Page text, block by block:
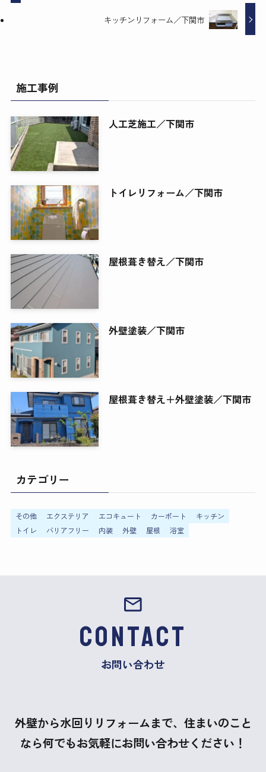
キッチンリフォーム／下関市
施工事例
人工芝施工／下関市
トイレリフォーム／下関市
屋根葺き替え／下関市
外壁塗装／下関市
屋根葺き替え＋外壁塗装／下関市
カテゴリー
その他 エクステリア エコキュート カーポート
キッチン
トイレ
バリアフリー 内装 外壁 屋根 浴室
CONTACT
お問い合わせ
外壁から水回りリフォームまで、住まいのこと
なら何でもお気軽にお問い合わせください！